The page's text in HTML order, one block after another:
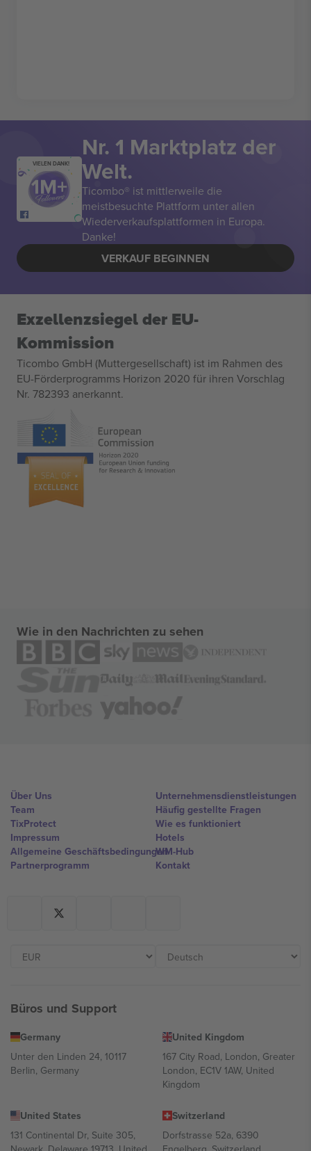
VIELEN DANK!
Nr. 1 Marktplatz der
Welt.
Ticombo® ist mittlerweile die
meistbesuchte Plattform unter allen
Wiederverkaufsplattformen in Europa.
Danke!
VERKAUF BEGINNEN
Exzellenzsiegel der EU-
Kommission
Ticombo GmbH (Muttergesellschaft) ist im Rahmen des
EU-Förderprogramms Horizon 2020 für ihren Vorschlag
Nr. 782393 anerkannt.
Wie in den Nachrichten zu sehen
Über Uns
Team
TixProtect
Impressum
Allgemeine Geschäftsbedingungen
Partnerprogramm
Unternehmensdienstleistungen
Häufig gestellte Fragen
Wie es funktioniert
Hotels
WM-Hub
Kontakt
Büros und Support
Germany
Unter den Linden 24, 10117
Berlin, Germany
United Kingdom
167 City Road, London, Greater
London, EC1V 1AW, United
Kingdom
United States
131 Continental Dr, Suite 305,
Switzerland
Dorfstrasse 52a, 6390